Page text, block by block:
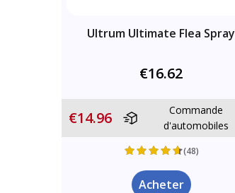
Ultrum Ultimate Flea Spray
€16.62
€14.96
Commande
d'automobiles
(48)
Acheter